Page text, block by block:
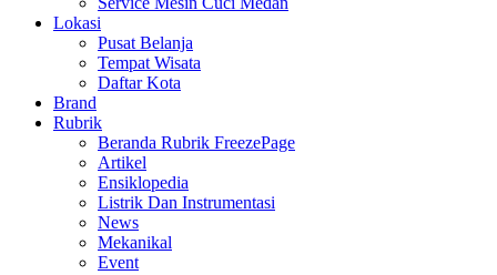
Lokasi
Pusat Belanja
Tempat Wisata
Daftar Kota
Brand
Rubrik
Beranda Rubrik FreezePage
Artikel
Ensiklopedia
Listrik Dan Instrumentasi
News
Mekanikal
Event